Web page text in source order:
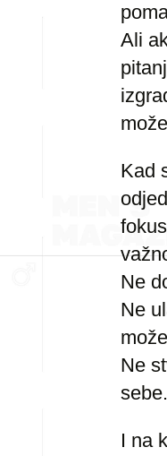
Ali
Kad
Ne
Ne
Ne
sebe.
I na